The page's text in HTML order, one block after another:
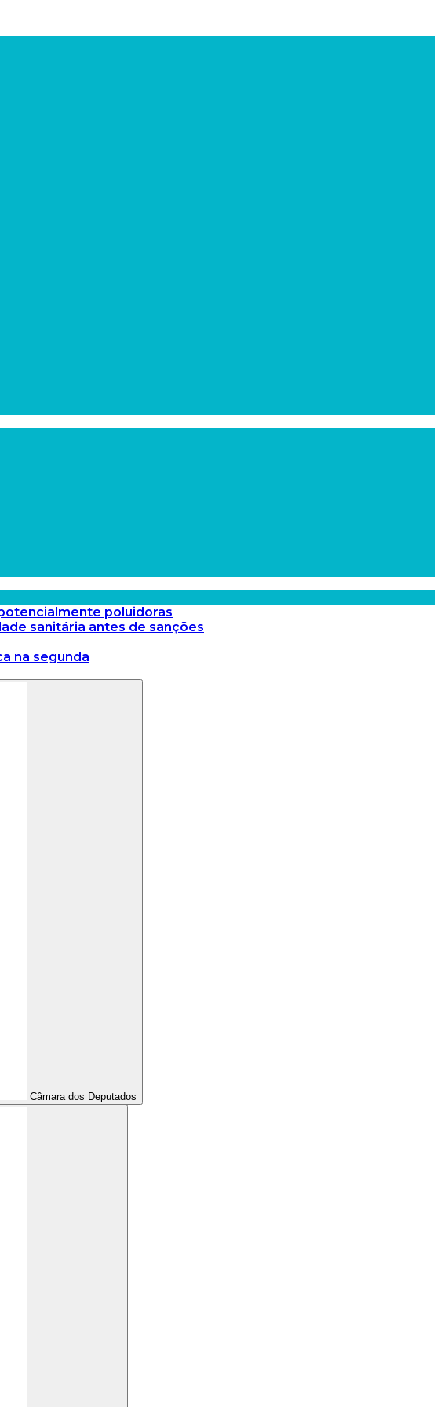
poluidoras
sanitária antes de sanções
na segunda
Câmara dos Deputados